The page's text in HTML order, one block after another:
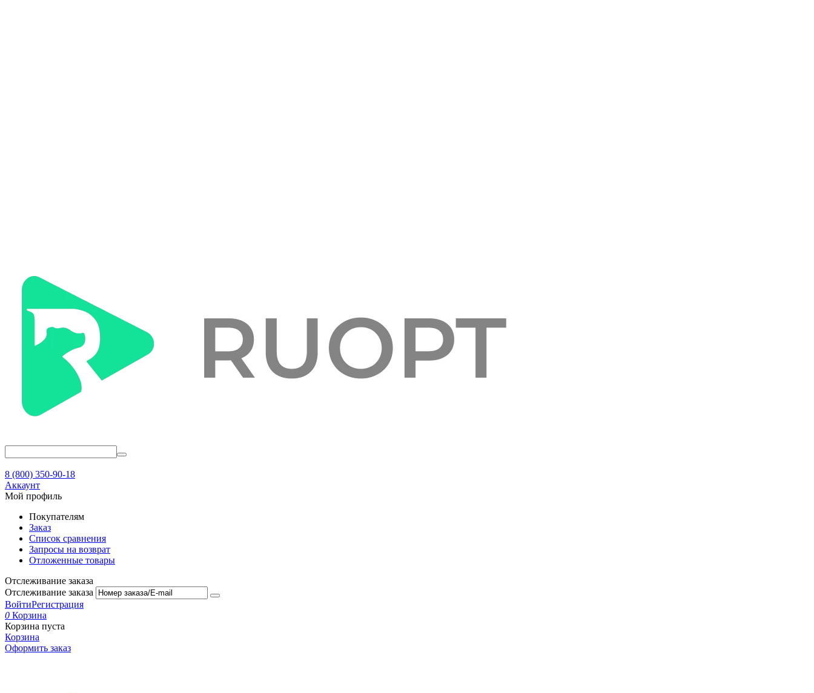
8 (800) 350-90-18
Аккаунт
Мой профиль
Покупателям
Заказ
Список сравнения
Запросы на возврат
Отложенные товары
Отслеживание заказа
Отслеживание заказа
ВойтиРегистрация
0 Корзина
Корзина пуста
Корзина
Оформить заказ